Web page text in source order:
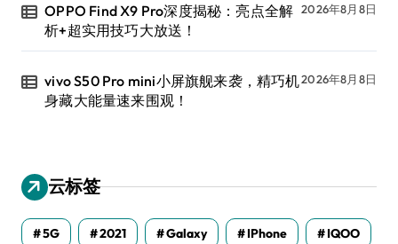
OPPO Find X9 Pro深度揭秘：亮点全解
析+超实用技巧大放送！
2026年8月8日
vivo S50 Pro mini小屏旗舰来袭，精巧机
身藏大能量速来围观！
2026年8月8日
云标签
5G 2021 Galaxy IPhone IQOO